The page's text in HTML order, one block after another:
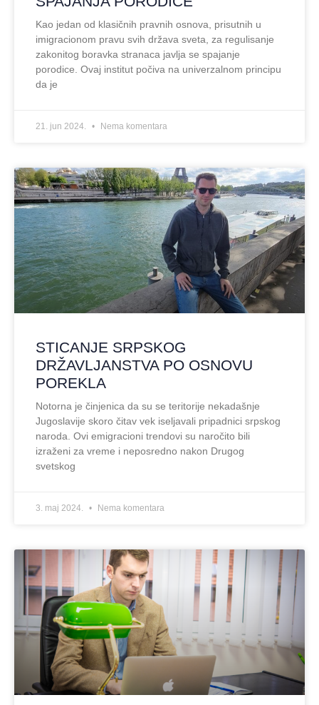
Kao jedan od klasičnih pravnih osnova, prisutnih u
imigracionom pravu svih država sveta, za regulisanje
zakonitog boravka stranaca javlja se spajanje
porodice. Ovaj institut počiva na univerzalnom principu
da je
21. jun 2024. Nema komentara
STICANJE SRPSKOG
DRŽAVLJANSTVA PO OSNOVU
POREKLA
Notorna je činjenica da su se teritorije nekadašnje
Jugoslavije skoro čitav vek iseljavali pripadnici srpskog
naroda. Ovi emigracioni trendovi su naročito bili
izraženi za vreme i neposredno nakon Drugog
svetskog
3. maj 2024. Nema komentara